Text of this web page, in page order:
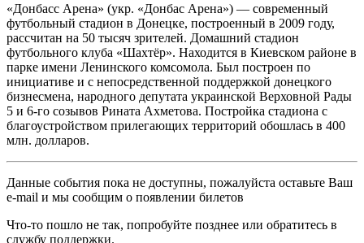
«Донбасс Арена» (укр. «Донбас Арена») — современный
футбольный стадион в Донецке, построенный в 2009 году,
рассчитан на 50 тысяч зрителей. Домашний стадион
футбольного клуба «Шахтёр». Находится в Киевском районе в
парке имени Ленинского комсомола. Был построен по
инициативе и с непосредственной поддержкой донецкого
бизнесмена, народного депутата украинской Верховной Рады
5 и 6-го созывов Рината Ахметова. Постройка стадиона с
благоустройством прилегающих территорий обошлась в 400
млн. долларов.
Данные события пока не доступны, пожалуйста оставьте Ваш
e-mail и мы сообщим о появлении билетов
Что-то пошло не так, попробуйте позднее или обратитесь в
службу поддержки.